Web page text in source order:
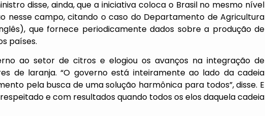
disse, ainda, que a iniciativa coloca o Brasil no mesmo nível
nesse campo, citando o caso do Departamento de Agricultura
que fornece periodicamente dados sobre a produção de
países.
ao setor de citros e elogiou os avanços na integração de
de laranja. “O governo está inteiramente ao lado da cadeia
pela busca de uma solução harmônica para todos”, disse. E
e com resultados quando todos os elos daquela cadeia